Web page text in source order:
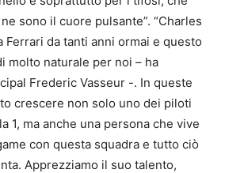
sono il cuore pulsante”. “Charles
Ferrari da tanti anni ormai e questo
molto naturale per noi – ha
Frederic Vasseur -. In queste
crescere non solo uno dei piloti
1, ma anche una persona che vive
con questa squadra e tutto ciò
Apprezziamo il suo talento,